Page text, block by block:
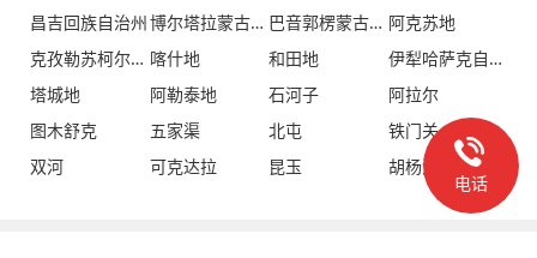
昌吉回族自治州
博尔塔拉蒙古自治州 巴音郭楞蒙古自治州 阿克苏地
克孜勒苏柯尔克孜自治州 喀什地 和田地
伊犁哈萨克自治州
塔城地
阿勒泰地 石河子
阿拉尔
图木舒克
五家渠 北屯
铁门关
双河
可克达拉 昆玉 胡杨河
电话